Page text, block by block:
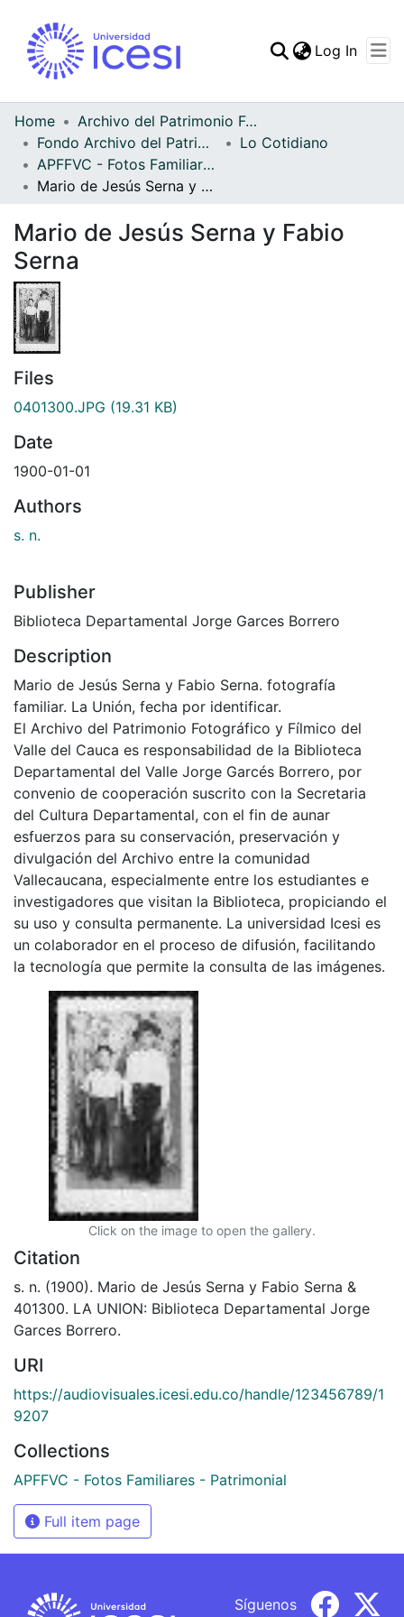
Statistics
Log In
Home
Archivo del Patrimonio Fotográfico y Fílmico del Valle del Cauca
Fondo Archivo del Patrimonio Fotográfico y Fílmico del Valle del Cauca
Lo Cotidiano
APFFVC - Fotos Familiares - Patrimonial
Mario de Jesús Serna y Fabio Serna
Mario de Jesús Serna y Fabio
Serna
Files
0401300.JPG (19.31 KB)
Date
1900-01-01
Authors
s. n.
Publisher
Biblioteca Departamental Jorge Garces Borrero
Description
Mario de Jesús Serna y Fabio Serna. fotografía
familiar. La Unión, fecha por identificar.
El Archivo del Patrimonio Fotográfico y Fílmico del
Valle del Cauca es responsabilidad de la Biblioteca
Departamental del Valle Jorge Garcés Borrero, por
convenio de cooperación suscrito con la Secretaria
del Cultura Departamental, con el fin de aunar
esfuerzos para su conservación, preservación y
divulgación del Archivo entre la comunidad
Vallecaucana, especialmente entre los estudiantes e
investigadores que visitan la Biblioteca, propiciando el
su uso y consulta permanente. La universidad Icesi es
un colaborador en el proceso de difusión, facilitando
la tecnología que permite la consulta de las imágenes.
Click on the image to open the gallery.
Citation
s. n. (1900). Mario de Jesús Serna y Fabio Serna &
401300. LA UNION: Biblioteca Departamental Jorge
Garces Borrero.
URI
https://audiovisuales.icesi.edu.co/handle/123456789/1
9207
Collections
APFFVC - Fotos Familiares - Patrimonial
Full item page
Síguenos